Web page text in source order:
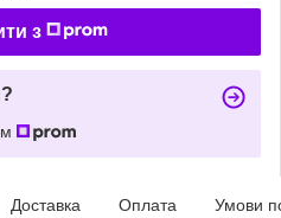
з
Доставка Оплата Умови